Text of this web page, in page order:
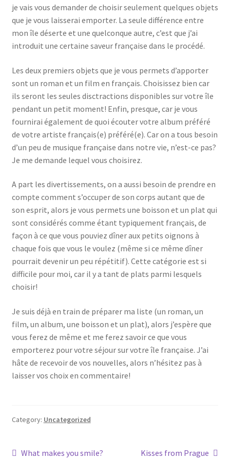
je vais vous demander de choisir seulement quelques objets
que je vous laisserai emporter. La seule différence entre
mon île déserte et une quelconque autre, c’est que j’ai
introduit une certaine saveur française dans le procédé.
Les deux premiers objets que je vous permets d’apporter
sont un roman et un film en français. Choisissez bien car
ils seront les seules disctractions disponibles sur votre île
pendant un petit moment! Enfin, presque, car je vous
fournirai également de quoi écouter votre album préféré
de votre artiste français(e) préféré(e). Car on a tous besoin
d’un peu de musique française dans notre vie, n’est-ce pas?
Je me demande lequel vous choisirez.
A part les divertissements, on a aussi besoin de prendre en
compte comment s’occuper de son corps autant que de
son esprit, alors je vous permets une boisson et un plat qui
sont considérés comme étant typiquement français, de
façon à ce que vous pouviez dîner aux petits oignons à
chaque fois que vous le voulez (même si ce même dîner
pourrait devenir un peu répétitif). Cette catégorie est si
difficile pour moi, car il y a tant de plats parmi lesquels
choisir!
Je suis déjà en train de préparer ma liste (un roman, un
film, un album, une boisson et un plat), alors j’espère que
vous ferez de même et me ferez savoir ce que vous
emporterez pour votre séjour sur votre île française. J’ai
hâte de recevoir de vos nouvelles, alors n’hésitez pas à
laisser vos choix en commentaire!
Category: Uncategorized
Post
Previous
What makes you smile?
Next
Kisses from Prague